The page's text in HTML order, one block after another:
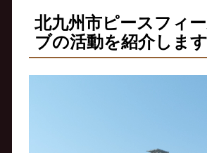
北九州市ピースフィ
ブの活動を紹介します